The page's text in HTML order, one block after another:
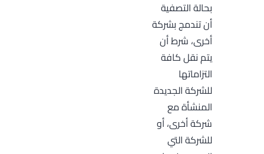
بحالة التصفية
أن تندمج بشركة
أخرى، شرط أن
يتم نقل كافة
التزاماتها
للشركة الجديدة
المنشأة مع
شركة أخرى، أو
للشركة التي